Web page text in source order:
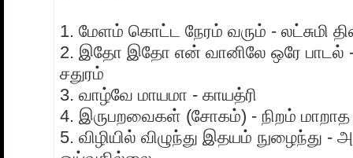
1. மேளம் கொட்ட நேரம் வரும் - லட்சுமி
2. இதோ இதோ என் வானிலே ஒரே பாடல்
சதுரம்
3. வாழ்வே மாயமா - காயத்ரி
4. இருபறவைகள் (சோகம்) - நிறம் மாறாத
5. விழியில் விழுந்து இதயம் நுழைந்து